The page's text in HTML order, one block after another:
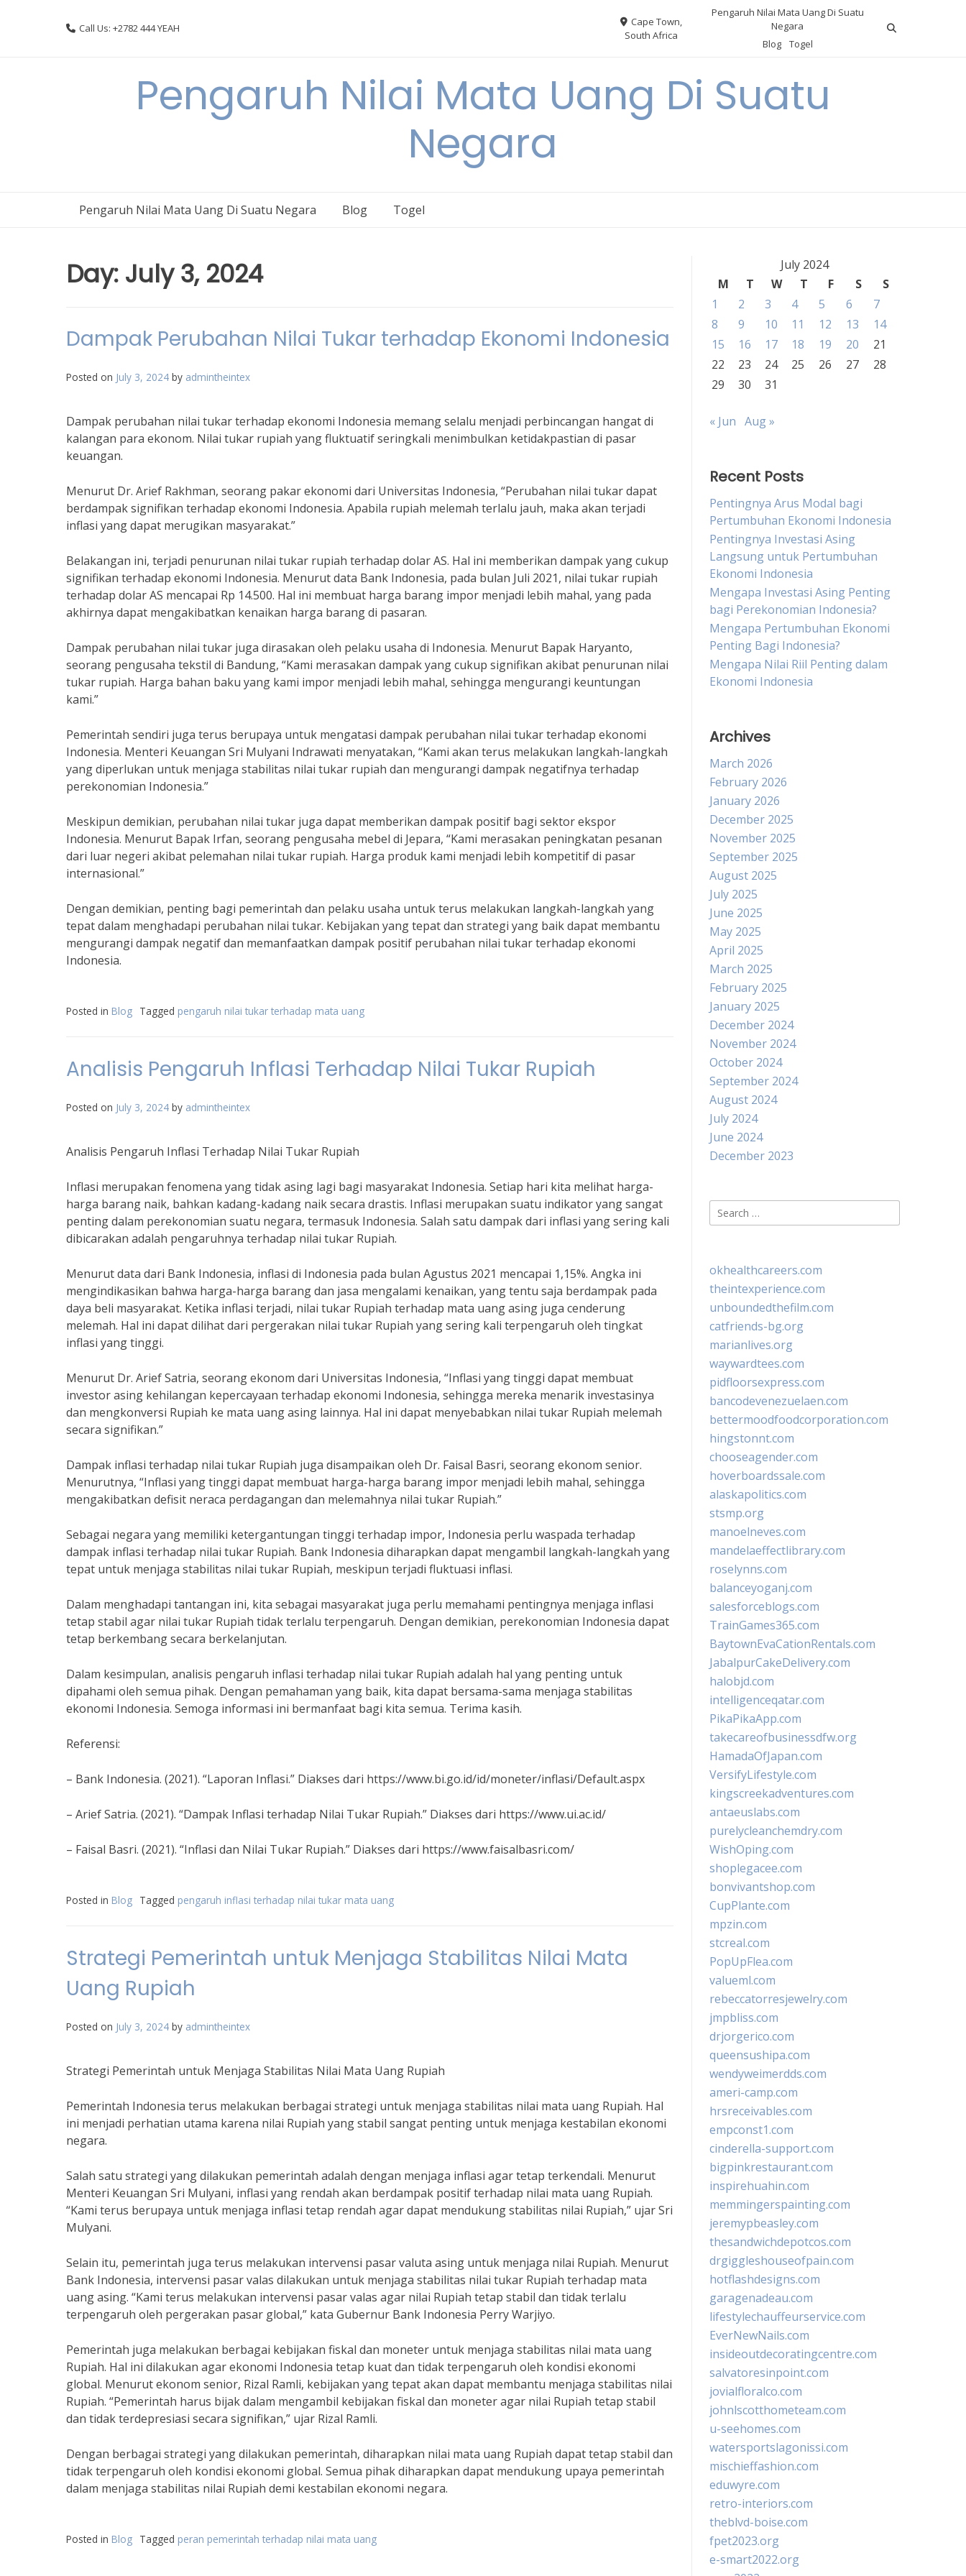
Call Us: +2782 444 YEAH
Cape Town,
South Africa
Pengaruh Nilai Mata Uang Di Suatu
Negara
Blog
Togel
Pengaruh Nilai Mata Uang Di Suatu
Negara
Pengaruh Nilai Mata Uang Di Suatu Negara Blog Togel
Day: July 3, 2024
Dampak Perubahan Nilai Tukar terhadap Ekonomi Indonesia
Posted on July 3, 2024 by admintheintex
Dampak perubahan nilai tukar terhadap ekonomi Indonesia memang selalu menjadi perbincangan hangat di
kalangan para ekonom. Nilai tukar rupiah yang fluktuatif seringkali menimbulkan ketidakpastian di pasar
keuangan.
Menurut Dr. Arief Rakhman, seorang pakar ekonomi dari Universitas Indonesia, “Perubahan nilai tukar dapat
berdampak signifikan terhadap ekonomi Indonesia. Apabila rupiah melemah terlalu jauh, maka akan terjadi
inflasi yang dapat merugikan masyarakat.”
Belakangan ini, terjadi penurunan nilai tukar rupiah terhadap dolar AS. Hal ini memberikan dampak yang cukup
signifikan terhadap ekonomi Indonesia. Menurut data Bank Indonesia, pada bulan Juli 2021, nilai tukar rupiah
terhadap dolar AS mencapai Rp 14.500. Hal ini membuat harga barang impor menjadi lebih mahal, yang pada
akhirnya dapat mengakibatkan kenaikan harga barang di pasaran.
Dampak perubahan nilai tukar juga dirasakan oleh pelaku usaha di Indonesia. Menurut Bapak Haryanto,
seorang pengusaha tekstil di Bandung, “Kami merasakan dampak yang cukup signifikan akibat penurunan nilai
tukar rupiah. Harga bahan baku yang kami impor menjadi lebih mahal, sehingga mengurangi keuntungan
kami.”
Pemerintah sendiri juga terus berupaya untuk mengatasi dampak perubahan nilai tukar terhadap ekonomi
Indonesia. Menteri Keuangan Sri Mulyani Indrawati menyatakan, “Kami akan terus melakukan langkah-langkah
yang diperlukan untuk menjaga stabilitas nilai tukar rupiah dan mengurangi dampak negatifnya terhadap
perekonomian Indonesia.”
Meskipun demikian, perubahan nilai tukar juga dapat memberikan dampak positif bagi sektor ekspor
Indonesia. Menurut Bapak Irfan, seorang pengusaha mebel di Jepara, “Kami merasakan peningkatan pesanan
dari luar negeri akibat pelemahan nilai tukar rupiah. Harga produk kami menjadi lebih kompetitif di pasar
internasional.”
Dengan demikian, penting bagi pemerintah dan pelaku usaha untuk terus melakukan langkah-langkah yang
tepat dalam menghadapi perubahan nilai tukar. Kebijakan yang tepat dan strategi yang baik dapat membantu
mengurangi dampak negatif dan memanfaatkan dampak positif perubahan nilai tukar terhadap ekonomi
Indonesia.
Posted in Blog Tagged pengaruh nilai tukar terhadap mata uang
Analisis Pengaruh Inflasi Terhadap Nilai Tukar Rupiah
Posted on July 3, 2024 by admintheintex
Analisis Pengaruh Inflasi Terhadap Nilai Tukar Rupiah
Inflasi merupakan fenomena yang tidak asing lagi bagi masyarakat Indonesia. Setiap hari kita melihat harga-
harga barang naik, bahkan kadang-kadang naik secara drastis. Inflasi merupakan suatu indikator yang sangat
penting dalam perekonomian suatu negara, termasuk Indonesia. Salah satu dampak dari inflasi yang sering kali
dibicarakan adalah pengaruhnya terhadap nilai tukar Rupiah.
Menurut data dari Bank Indonesia, inflasi di Indonesia pada bulan Agustus 2021 mencapai 1,15%. Angka ini
mengindikasikan bahwa harga-harga barang dan jasa mengalami kenaikan, yang tentu saja berdampak pada
daya beli masyarakat. Ketika inflasi terjadi, nilai tukar Rupiah terhadap mata uang asing juga cenderung
melemah. Hal ini dapat dilihat dari pergerakan nilai tukar Rupiah yang sering kali terpengaruh oleh tingkat
inflasi yang tinggi.
Menurut Dr. Arief Satria, seorang ekonom dari Universitas Indonesia, “Inflasi yang tinggi dapat membuat
investor asing kehilangan kepercayaan terhadap ekonomi Indonesia, sehingga mereka menarik investasinya
dan mengkonversi Rupiah ke mata uang asing lainnya. Hal ini dapat menyebabkan nilai tukar Rupiah melemah
secara signifikan.”
Dampak inflasi terhadap nilai tukar Rupiah juga disampaikan oleh Dr. Faisal Basri, seorang ekonom senior.
Menurutnya, “Inflasi yang tinggi dapat membuat harga-harga barang impor menjadi lebih mahal, sehingga
mengakibatkan defisit neraca perdagangan dan melemahnya nilai tukar Rupiah.”
Sebagai negara yang memiliki ketergantungan tinggi terhadap impor, Indonesia perlu waspada terhadap
dampak inflasi terhadap nilai tukar Rupiah. Bank Indonesia diharapkan dapat mengambil langkah-langkah yang
tepat untuk menjaga stabilitas nilai tukar Rupiah, meskipun terjadi fluktuasi inflasi.
Dalam menghadapi tantangan ini, kita sebagai masyarakat juga perlu memahami pentingnya menjaga inflasi
tetap stabil agar nilai tukar Rupiah tidak terlalu terpengaruh. Dengan demikian, perekonomian Indonesia dapat
tetap berkembang secara berkelanjutan.
Dalam kesimpulan, analisis pengaruh inflasi terhadap nilai tukar Rupiah adalah hal yang penting untuk
dipahami oleh semua pihak. Dengan pemahaman yang baik, kita dapat bersama-sama menjaga stabilitas
ekonomi Indonesia. Semoga informasi ini bermanfaat bagi kita semua. Terima kasih.
Referensi:
– Bank Indonesia. (2021). “Laporan Inflasi.” Diakses dari https://www.bi.go.id/id/moneter/inflasi/Default.aspx
– Arief Satria. (2021). “Dampak Inflasi terhadap Nilai Tukar Rupiah.” Diakses dari https://www.ui.ac.id/
– Faisal Basri. (2021). “Inflasi dan Nilai Tukar Rupiah.” Diakses dari https://www.faisalbasri.com/
Posted in Blog Tagged pengaruh inflasi terhadap nilai tukar mata uang
Strategi Pemerintah untuk Menjaga Stabilitas Nilai Mata
Uang Rupiah
Posted on July 3, 2024 by admintheintex
Strategi Pemerintah untuk Menjaga Stabilitas Nilai Mata Uang Rupiah
Pemerintah Indonesia terus melakukan berbagai strategi untuk menjaga stabilitas nilai mata uang Rupiah. Hal
ini menjadi perhatian utama karena nilai Rupiah yang stabil sangat penting untuk menjaga kestabilan ekonomi
negara.
Salah satu strategi yang dilakukan pemerintah adalah dengan menjaga inflasi agar tetap terkendali. Menurut
Menteri Keuangan Sri Mulyani, inflasi yang rendah akan berdampak positif terhadap nilai mata uang Rupiah.
“Kami terus berupaya untuk menjaga inflasi tetap rendah agar dapat mendukung stabilitas nilai Rupiah,” ujar Sri
Mulyani.
Selain itu, pemerintah juga terus melakukan intervensi pasar valuta asing untuk menjaga nilai Rupiah. Menurut
Bank Indonesia, intervensi pasar valas dilakukan untuk menjaga stabilitas nilai tukar Rupiah terhadap mata
uang asing. “Kami terus melakukan intervensi pasar valas agar nilai Rupiah tetap stabil dan tidak terlalu
terpengaruh oleh pergerakan pasar global,” kata Gubernur Bank Indonesia Perry Warjiyo.
Pemerintah juga melakukan berbagai kebijakan fiskal dan moneter untuk menjaga stabilitas nilai mata uang
Rupiah. Hal ini dilakukan agar ekonomi Indonesia tetap kuat dan tidak terpengaruh oleh kondisi ekonomi
global. Menurut ekonom senior, Rizal Ramli, kebijakan yang tepat akan dapat membantu menjaga stabilitas nilai
Rupiah. “Pemerintah harus bijak dalam mengambil kebijakan fiskal dan moneter agar nilai Rupiah tetap stabil
dan tidak terdepresiasi secara signifikan,” ujar Rizal Ramli.
Dengan berbagai strategi yang dilakukan pemerintah, diharapkan nilai mata uang Rupiah dapat tetap stabil dan
tidak terpengaruh oleh kondisi ekonomi global. Semua pihak diharapkan dapat mendukung upaya pemerintah
dalam menjaga stabilitas nilai Rupiah demi kestabilan ekonomi negara.
Posted in Blog Tagged peran pemerintah terhadap nilai mata uang
July 2024
M
T W T F S
S
1
2 3 4 5 6
7
8
9 10 11 12 13
14
15
16 17 18 19 20
21
22
23 24 25 26 27
28
29
30 31
« Jun Aug »
Recent Posts
Pentingnya Arus Modal bagi
Pertumbuhan Ekonomi Indonesia
Pentingnya Investasi Asing
Langsung untuk Pertumbuhan
Ekonomi Indonesia
Mengapa Investasi Asing Penting
bagi Perekonomian Indonesia?
Mengapa Pertumbuhan Ekonomi
Penting Bagi Indonesia?
Mengapa Nilai Riil Penting dalam
Ekonomi Indonesia
Archives
March 2026
February 2026
January 2026
December 2025
November 2025
September 2025
August 2025
July 2025
June 2025
May 2025
April 2025
March 2025
February 2025
January 2025
December 2024
November 2024
October 2024
September 2024
August 2024
July 2024
June 2024
December 2023
Search
for:
okhealthcareers.com
theintexperience.com
unboundedthefilm.com
catfriends-bg.org
marianlives.org
waywardtees.com
pidfloorsexpress.com
bancodevenezuelaen.com
bettermoodfoodcorporation.com
hingstonnt.com
chooseagender.com
hoverboardssale.com
alaskapolitics.com
stsmp.org
manoelneves.com
mandelaeffectlibrary.com
roselynns.com
balanceyoganj.com
salesforceblogs.com
TrainGames365.com
BaytownEvaCationRentals.com
JabalpurCakeDelivery.com
halobjd.com
intelligenceqatar.com
PikaPikaApp.com
takecareofbusinessdfw.org
HamadaOfJapan.com
VersifyLifestyle.com
kingscreekadventures.com
antaeuslabs.com
purelycleanchemdry.com
WishOping.com
shoplegacee.com
bonvivantshop.com
CupPlante.com
mpzin.com
stcreal.com
PopUpFlea.com
valueml.com
rebeccatorresjewelry.com
jmpbliss.com
drjorgerico.com
queensushipa.com
wendyweimerdds.com
ameri-camp.com
hrsreceivables.com
empconst1.com
cinderella-support.com
bigpinkrestaurant.com
inspirehuahin.com
memmingerspainting.com
jeremypbeasley.com
thesandwichdepotcos.com
drgiggleshouseofpain.com
hotflashdesigns.com
garagenadeau.com
lifestylechauffeurservice.com
EverNewNails.com
insideoutdecoratingcentre.com
salvatoresinpoint.com
jovialfloralco.com
johnlscotthometeam.com
u-seehomes.com
watersportslagonissi.com
mischieffashion.com
eduwyre.com
retro-interiors.com
theblvd-boise.com
fpet2023.org
e-smart2022.org